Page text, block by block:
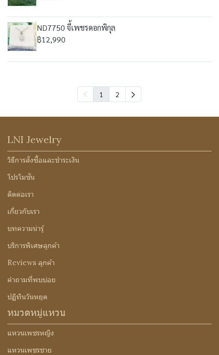
ND7750 จี้เพชรดอกพิกุล
฿12,990
1 2
LNI Jewelry
วิธีการสั่งซื้อและชำระเงิน
โปรโมชั่น
ติดต่อเรา
เกี่ยวกับเรา
บทความน่ารู้
บริการพิเศษลูกค้า
Reviews ลูกค้า
คำถามที่พบบ่อย
ปฏิทินวันหยุด
หมวดหมู่แหวน
แหวนเพชรหญิง
แหวนเพชรชาย